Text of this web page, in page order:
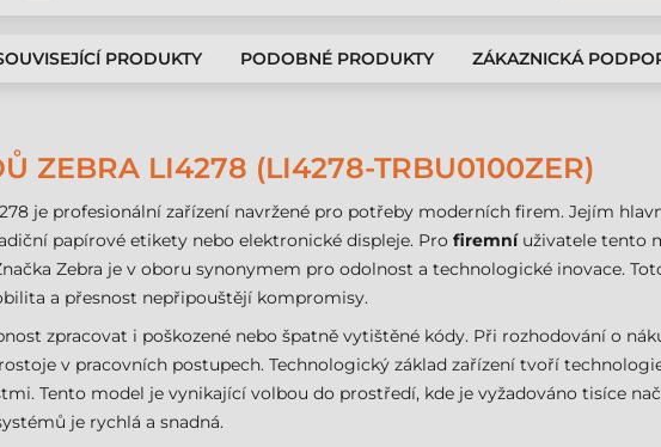
PRODUKTY PODOBNÉ PRODUKTY ZÁKAZNICKÁ
ZEBRA LI4278 (LI4278-TRBU0100ZER)
je profesionální zařízení navržené pro potřeby moderních firem. Jejím
papírové etikety nebo elektronické displeje. Pro firemníuživatele tento
Zebra je v oboru synonymem pro odolnost a technologické inovace.
a přesnost nepřipouštějí kompromisy.
zpracovat i poškozené nebo špatně vytištěné kódy. Při rozhodování o
v pracovních postupech. Technologický základ zařízení tvoří
Tento model je vynikající volbou do prostředí, kde je vyžadováno tisíce
je rychlá a snadná.